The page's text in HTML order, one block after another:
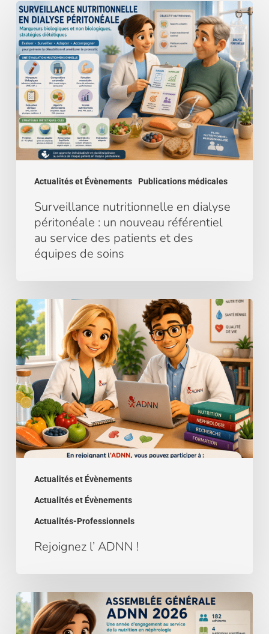
Actualités et Évènements Publications médicales
Surveillance
nutritionnelle
en
dialyse
péritonéale
:
un
nouveau
référentiel
au
service
patients
équipes
Surveillance nutritionnelle en dialyse
péritonéale : un nouveau référentiel
au service des patients et des
équipes de soins
Actualités et Évènements
Actualités et Évènements
Actualités-Professionnels
Rejoignez
l’
ADNN
!
Rejoignez l’ ADNN !
Assemblée
générale
2026